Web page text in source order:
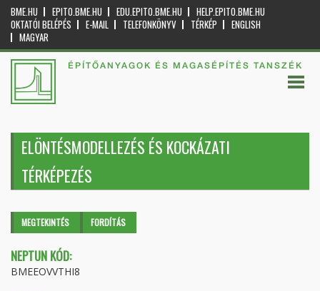
BME.HU EPITO.BME.HU EDU.EPITO.BME.HU
HELP.EPITO.BME.HU
OKTATÓI BELÉPÉS
E-MAIL TELEFONKÖNYV TÉRKÉP
ENGLISH
MAGYAR
ÉPÍTŐANYAGOK ÉS MAGASÉPÍTÉS TANSZÉK
ELÖNTÉSMODELLEZÉS ÉS KOCKÁZATI
TÉRKÉPEZÉS
Elsődleges fülek
MEGTEKINTÉS (AKTÍVFORDÍTÁS
NEPTUN KÓD:
BMEEOVVTHI8